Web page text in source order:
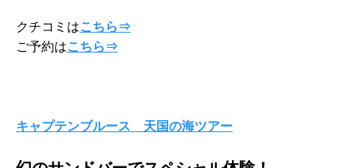
クチコミはこちら⇒
ご予約はこちら⇒
キャプテンブルース 天国の海ツアー